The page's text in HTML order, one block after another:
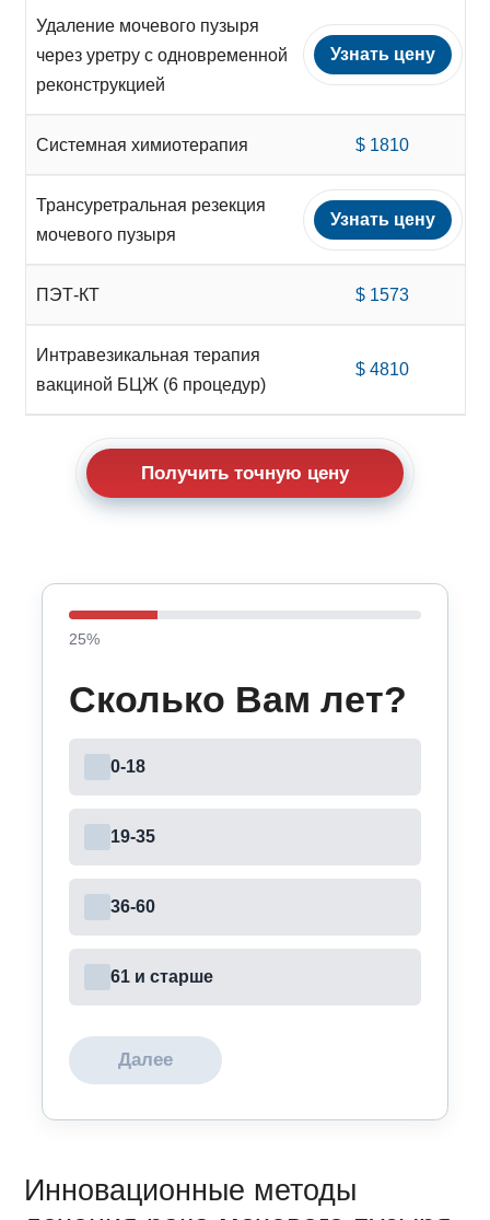
Удаление мочевого пузыря
через уретру с одновременной
реконструкцией
Узнать цену
Системная химиотерапия $ 1810
Трансуретральная резекция
мочевого пузыря
Узнать цену
ПЭТ-КТ $ 1573
Интравезикальная терапия
вакциной БЦЖ (6 процедур)
$ 4810
Получить точную цену
25%
Сколько Вам лет?
0-18
19-35
36-60
61 и старше
Далее
Инновационные методы